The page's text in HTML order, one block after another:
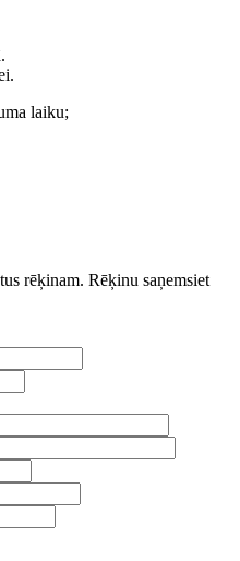
laiku;
rēķinam. Rēķinu saņemsiet